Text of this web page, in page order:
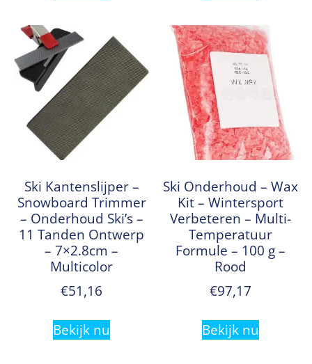
Ski Kantenslijper –
Snowboard Trimmer
– Onderhoud Ski’s –
11 Tanden Ontwerp
– 7×2.8cm –
Multicolor
€51,16
Bekijk nu
Ski Onderhoud – Wax
Kit – Wintersport
Verbeteren – Multi-
Temperatuur
Formule – 100 g –
Rood
€97,17
Bekijk nu